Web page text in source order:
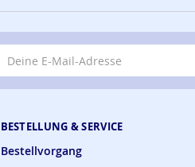
BESTELLUNG & SERVICE
Bestellvorgang